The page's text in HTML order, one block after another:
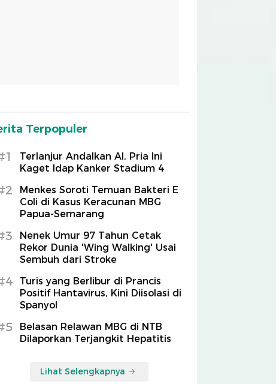
Terpopuler
Terlanjur Andalkan AI, Pria Ini
Kaget Idap Kanker Stadium 4
Menkes Soroti Temuan Bakteri E
Coli di Kasus Keracunan MBG
Papua-Semarang
Nenek Umur 97 Tahun Cetak
Rekor Dunia 'Wing Walking' Usai
Sembuh dari Stroke
Turis yang Berlibur di Prancis
Positif Hantavirus, Kini Diisolasi di
Spanyol
Belasan Relawan MBG di NTB
Dilaporkan Terjangkit Hepatitis
Lihat Selengkapnya